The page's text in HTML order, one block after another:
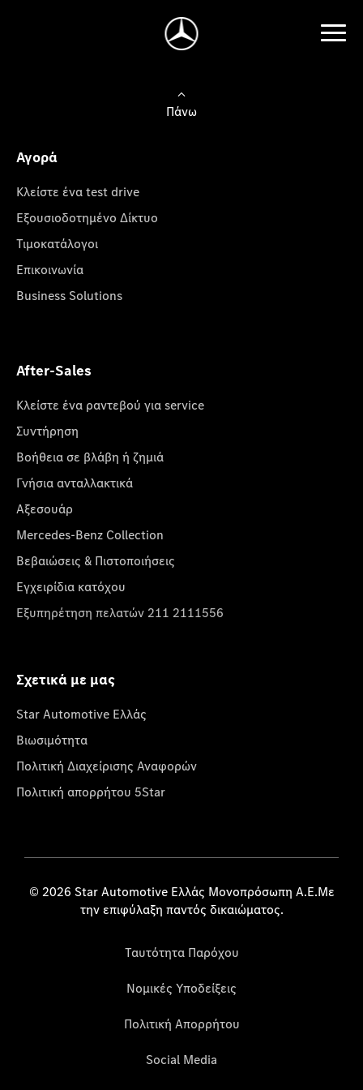
Πάνω
Αγορά
Κλείστε ένα test drive
Εξουσιοδοτημένο Δίκτυο
Τιμοκατάλογοι
Επικοινωνία
Business Solutions
After-Sales
Κλείστε ένα ραντεβού για service
Συντήρηση
Βοήθεια σε βλάβη ή ζημιά
Γνήσια ανταλλακτικά
Αξεσουάρ
Mercedes-Benz Collection
Βεβαιώσεις & Πιστοποιήσεις
Εγχειρίδια κατόχου
Εξυπηρέτηση πελατών 211 2111556
Σχετικά με μας
Star Automotive Ελλάς
Βιωσιμότητα
Πολιτική Διαχείρισης Αναφορών
Πολιτική απορρήτου 5Star
© 2026 Star Automotive Ελλάς Μονοπρόσωπη Α.Ε.Με
την επιφύλαξη παντός δικαιώματος.
Ταυτότητα Παρόχου
Νομικές Υποδείξεις
Πολιτική Απορρήτου
Social Media